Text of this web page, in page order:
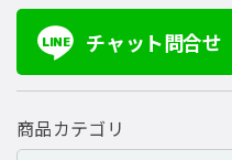
LINE チャット問合せ
商品カテゴリ